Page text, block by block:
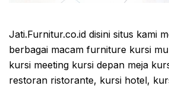
Jati.Furnitur.co.id disini situs kami
berbagai macam furniture kursi
kursi meeting kursi depan meja
restoran ristorante, kursi hotel,